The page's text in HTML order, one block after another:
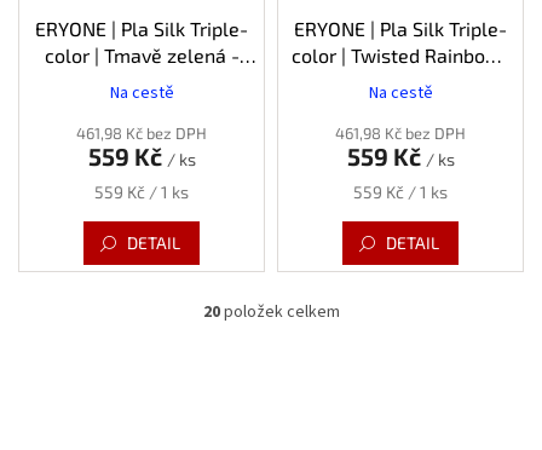
ERYONE | Pla Silk Triple-
color | Tmavě zelená -
Fialová - Žlutá | 1.75mm |
produktu
hvězdiček.
Na cestě
461,98 Kč bez DPH
559 Kč / ks
Měrná
559 Kč / 1 ks
DETAIL
ERYONE | Pla Silk Triple-
color | Twisted Rainbow-
Tracing - Červená-Modrá-
Na cestě
461,98 Kč bez DPH
559 Kč / ks
Měrná
559 Kč / 1 ks
DETAIL
O
20položek celkem